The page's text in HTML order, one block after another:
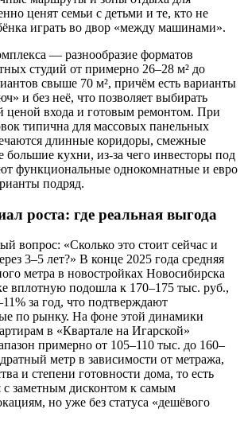
ценят семьи с детьми и те, кто не
играть во двор «между машинами».
— разнообразие форматов
студий от примерно 26–28 м² до
свыше 70 м², причём есть варианты
и без неё, что позволяет выбирать
ценой входа и готовым ремонтом. При
типична для массовых панельных
длинные коридоры, смежные
кухни, из-за чего инвесторы под
функциональные однокомнатные и евро
подряд.
роста: где реальная выгода
вопрос: «Сколько это стоит сейчас и
3–5 лет?» В конце 2025 года средняя
метра в новостройках Новосибирска
вплотную подошла к 170–175 тыс. руб.,
за год, что подтверждают
по рынку. На фоне этой динамики
в «Квартале на Игарской»
примерно от 105–110 тыс. до 160–
метр в зависимости от метража,
и степени готовности дома, то есть
с заметным дисконтом к самым
но уже без статуса «дешёвого